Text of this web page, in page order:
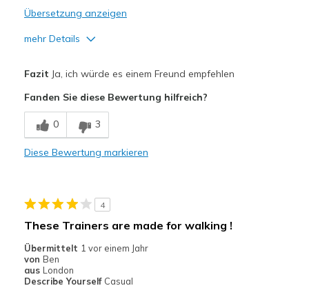
Übersetzung anzeigen
mehr Details
Breathe Well
Comfortable
Casual Wear
Width
Feels true to width
Sizing
Fazit Ja, ich würde es einem Freund empfehlen
Fanden Sie diese Bewertung hilfreich?
0 3
Diese Bewertung markieren
4
These Trainers are made for walking !
Übermittelt 1 vor einem Jahr
von Ben
aus London
Describe Yourself Casual